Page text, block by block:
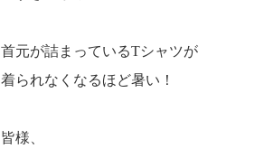
首元が詰まっているTシャツが
着られなくなるほど暑い！
皆様、